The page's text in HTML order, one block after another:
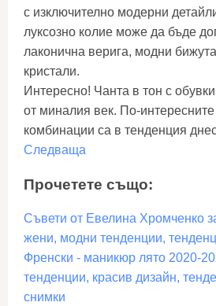
с изключително модерни
луксозно колие може да бъде
лаконична верига, модни
кристали.
Интересно! Чанта в тон с
от миналия век. По-интересните
комбинации са в тенденция
Следваща
Прочетете също:
Съвети от Евелина Хромченко
жени, модни тенденции,
Френски - маникюр лято 2020-
тенденции, красив дизайн,
снимки